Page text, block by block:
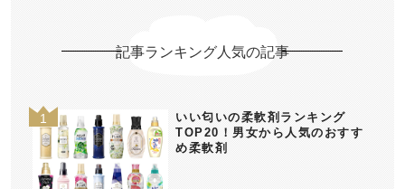
記事ランキング人気の記事
いい匂いの柔軟剤ランキング
TOP20！男女から人気のおすす
め柔軟剤